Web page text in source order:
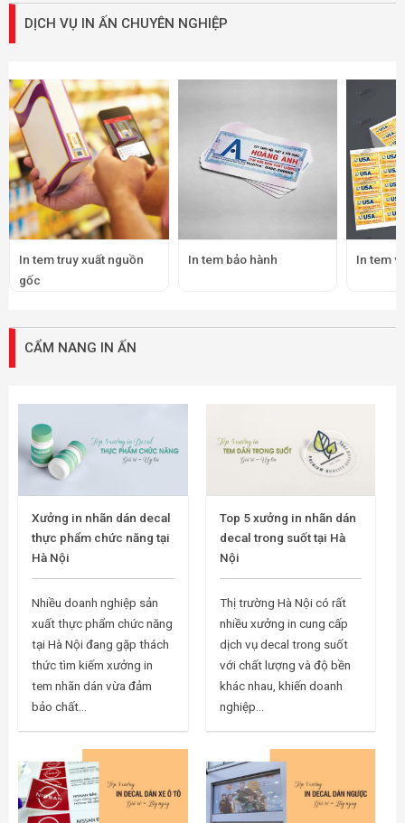
DỊCH VỤ IN ẤN CHUYÊN NGHIỆP
In tem truy xuất nguồn
gốc
In tem bảo hành In tem
CẨM NANG IN ẤN
Xưởng in nhãn dán decal
thực phẩm chức năng tại
Hà Nội
Nhiều doanh nghiệp sản
xuất thực phẩm chức năng
tại Hà Nội đang gặp thách
thức tìm kiếm xưởng in
tem nhãn dán vừa đảm
bảo chất...
Top 5 xưởng in nhãn dán
decal trong suốt tại Hà
Nội
Thị trường Hà Nội có rất
nhiều xưởng in cung cấp
dịch vụ decal trong suốt
với chất lượng và độ bền
khác nhau, khiến doanh
nghiệp...